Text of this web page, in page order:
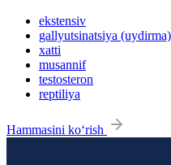
ekstensiv
gallyutsinatsiya (uydirma)
xatti
musannif
testosteron
reptiliya
Hammasini ko‘rish